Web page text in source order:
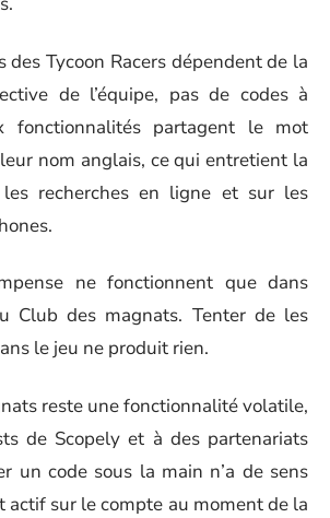
des Tycoon Racers dépendent de la
de l’équipe, pas de codes à
fonctionnalités partagent le mot
nom anglais, ce qui entretient la
recherches en ligne et sur les
ne fonctionnent que dans
Club des magnats. Tenter de les
le jeu ne produit rien.
reste une fonctionnalité volatile,
de Scopely et à des partenariats
un code sous la main n’a de sens
actif sur le compte au moment de la